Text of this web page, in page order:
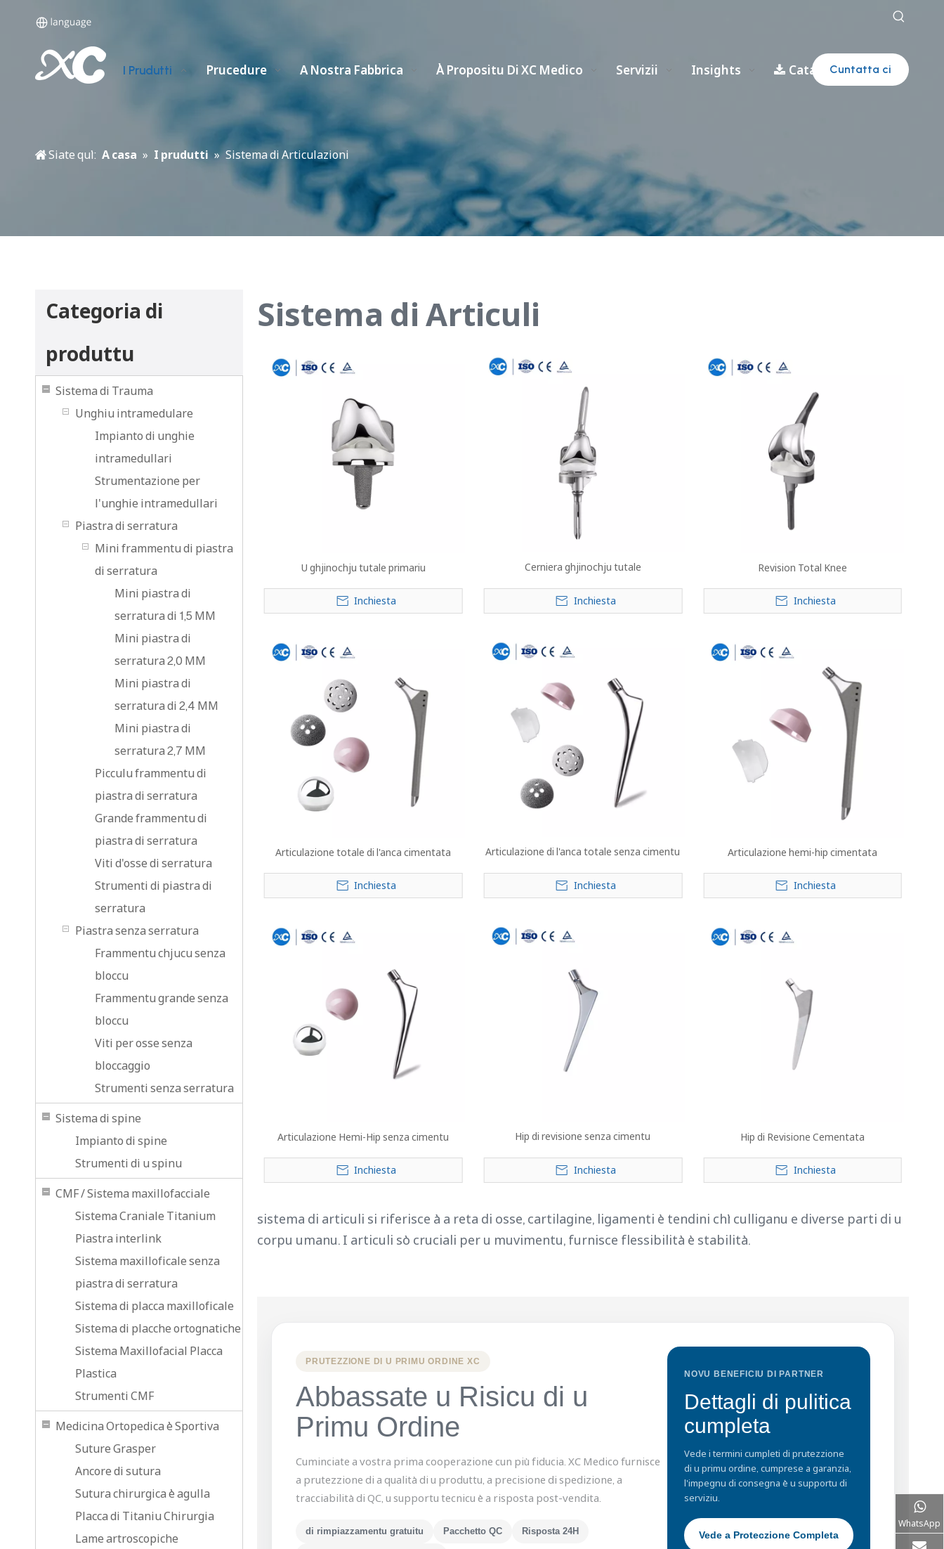
I Prudutti Prucedure A Nostra Fabbrica À Propositu Di XC Medico Servizii Insights CataloghiCuntatta ci
Siate quì: A casa » I prudutti » Sistema di Articulazioni
Categoria di
produttu
Sistema di Trauma
Unghiu intramedulare
Impianto di unghie
intramedullari
Strumentazione per
l'unghie intramedullari
Piastra di serratura
Mini frammentu di piastra
di serratura
Mini piastra di
serratura di 1,5 MM
Mini piastra di
serratura 2,0 MM
Mini piastra di
serratura di 2,4 MM
Mini piastra di
serratura 2,7 MM
Picculu frammentu di
piastra di serratura
Grande frammentu di
piastra di serratura
Viti d'osse di serratura
Strumenti di piastra di
serratura
Piastra senza serratura
Frammentu chjucu senza
bloccu
Frammentu grande senza
bloccu
Viti per osse senza
bloccaggio
Strumenti senza serratura
Sistema di spine
Impianto di spine
Strumenti di u spinu
CMF / Sistema maxillofacciale
Sistema Craniale Titanium
Piastra interlink
Sistema maxilloficale senza
piastra di serratura
Sistema di placca maxilloficale
Sistema di placche ortognatiche
Sistema Maxillofacial Placca
Plastica
Strumenti CMF
Medicina Ortopedica è Sportiva
Suture Grasper
Ancore di sutura
Sutura chirurgica è agulla
Placca di Titaniu Chirurgia
Lame artroscopiche
Sistema di Articuli
U ghjinochju tutale primariu
Inchiesta
Cerniera ghjinochju tutale
Inchiesta
Revision Total Knee
Inchiesta
Articulazione totale di l'anca cimentata
Inchiesta
Articulazione di l'anca totale senza cimentu
Inchiesta
Articulazione hemi-hip cimentata
Inchiesta
Articulazione Hemi-Hip senza cimentu
Inchiesta
Hip di revisione senza cimentu
Inchiesta
Hip di Revisione Cementata
Inchiesta
sistema di articuli si riferisce à a reta di osse, cartilagine, ligamenti è tendini chì culliganu e diverse parti di u
corpu umanu. I articuli sò cruciali per u muvimentu, furnisce flessibilità è stabilità.
PRUTEZZIONE DI U PRIMU ORDINE XC
Abbassate u Risicu di u
Primu Ordine
Cuminciate a vostra prima cooperazione cun più fiducia. XC Medico furnisce
a prutezzione di a qualità di u produttu, a precisione di spedizione, a
tracciabilità di QC, u supportu tecnicu è a risposta post-vendita.
di rimpiazzamentu gratuitu Pacchetto QC Risposta 24H
NOVU BENEFICIU DI PARTNER
Dettagli di pulitica
cumpleta
Vede i termini cumpleti di prutezzione
di u primu ordine, cumprese a garanzia,
l'impegnu di consegna è u supportu di
serviziu.
Vede a Proteczione Completa
WhatsApp